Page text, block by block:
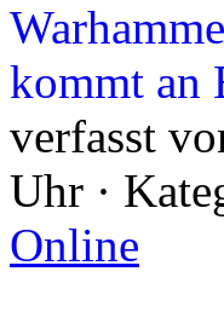
kommt an
verfasst
Uhr ·
Online